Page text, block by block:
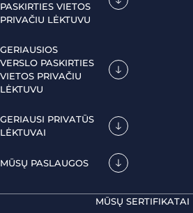
PASKIRTIES VIETOS
PRIVAČIU LĖKTUVU
GERIAUSIOS
VERSLO PASKIRTIES
VIETOS PRIVAČIU
LĖKTUVU
GERIAUSI PRIVATŪS
LĖKTUVAI
MŪSŲ PASLAUGOS
MŪSŲ SERTIFIKATAI